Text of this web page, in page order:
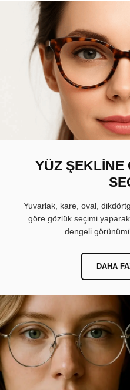
YÜZ ŞEKLİNE
Yuvarlak, kare, oval,
göre gözlük seçimi
dengeli
DAHA